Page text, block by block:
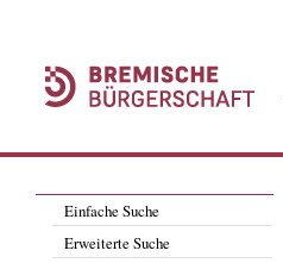
Einfache Suche
Erweiterte Suche